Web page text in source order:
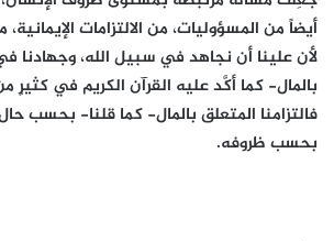
أيضاً من المسؤوليات، من الالتزامات الإيمانية،
لأن علينا أن نجاهد في سبيل الله، وجهادنا
بالمال- كما أكَّد عليه القرآن الكريم في كثيرٍ
فالتزامنا المتعلق بالمال- كما قلنا- بحسب
بحسب ظروفه.